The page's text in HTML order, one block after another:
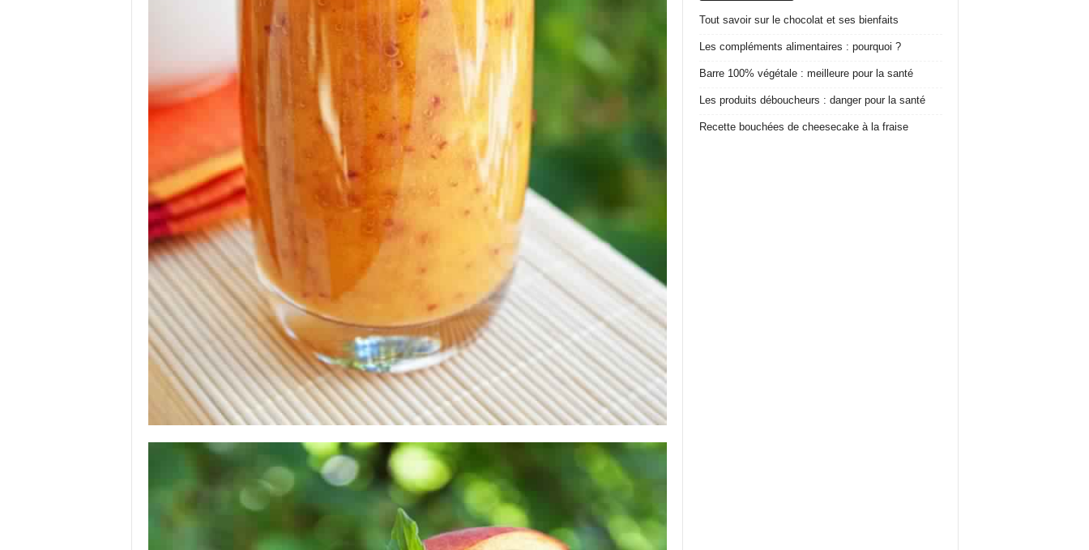
Tout savoir sur le chocolat et ses bienfaits
Les compléments alimentaires : pourquoi ?
Barre 100% végétale : meilleure pour la santé
Les produits déboucheurs : danger pour la santé
Recette bouchées de cheesecake à la fraise